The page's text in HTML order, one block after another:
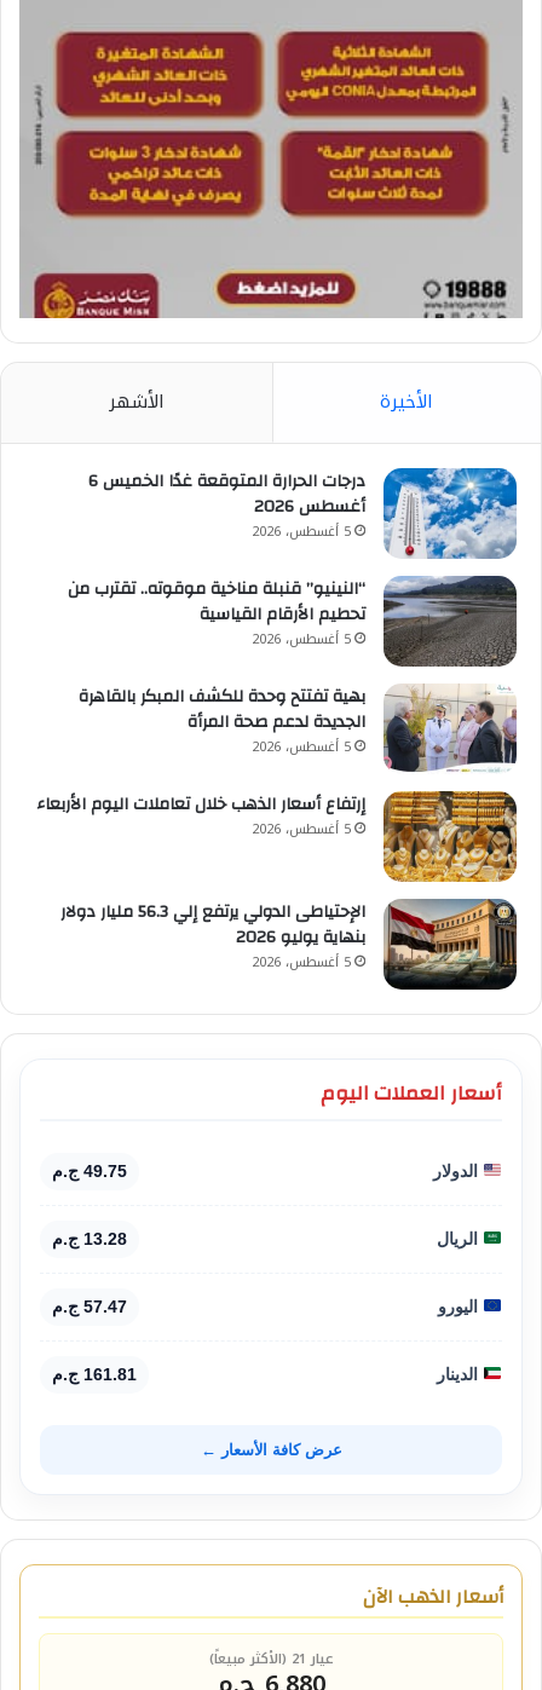
الأخيرة الأشهر
درجات الحرارة المتوقعة غدًا الخميس 6
أغسطس 2026
5 أغسطس، 2026
“النينيو” قنبلة مناخية موقوته.. تقترب من
تحطيم الأرقام القياسية
5 أغسطس، 2026
بهية تفتتح وحدة للكشف المبكر بالقاهرة
الجديدة لدعم صحة المرأة
5 أغسطس، 2026
إرتفاع أسعار الذهب خلال تعاملات اليوم الأربعاء
5 أغسطس، 2026
الإحتياطى الدولي يرتفع إلي 56.3 مليار دولار
بنهاية يوليو 2026
5 أغسطس، 2026
أسعار العملات اليوم
الدولار 49.75 ج.م
الريال 13.28 ج.م
اليورو 57.47 ج.م
الدينار 161.81 ج.م
عرض كافة الأسعار ←
أسعار الذهب الآن
عيار 21 (الأكثر مبيعاً)